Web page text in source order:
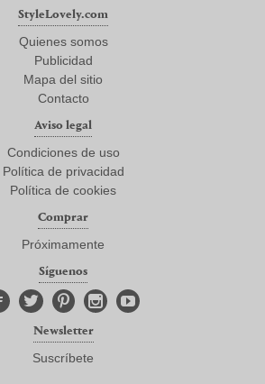
StyleLovely.com
Quienes somos
Publicidad
Mapa del sitio
Contacto
Aviso legal
Condiciones de uso
Política de privacidad
Política de cookies
Comprar
Próximamente
Síguenos
Newsletter
Suscríbete